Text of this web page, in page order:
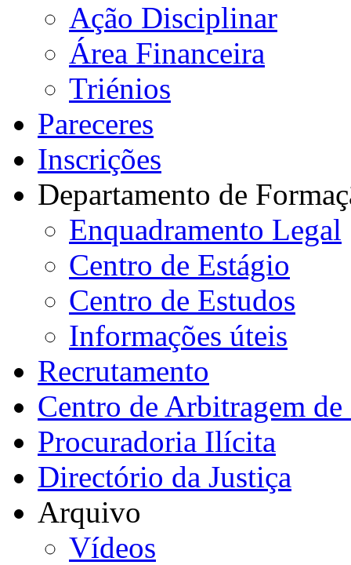
Ação Disciplinar
Área Financeira
Triénios
Pareceres
Inscrições
Departamento de
Enquadramento Legal
Centro de Estágio
Centro de Estudos
Informações úteis
Recrutamento
Centro de Arbitragem
Procuradoria Ilícita
Directório da Justiça
Arquivo
Vídeos